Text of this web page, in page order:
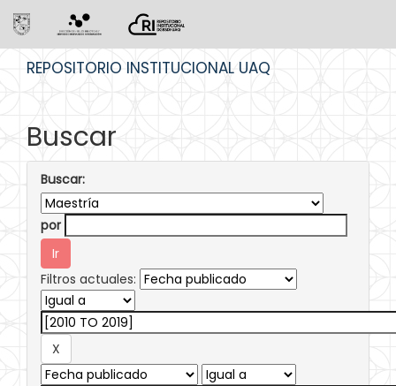
REPOSITORIO INSTITUCIONAL UAQ
Buscar
Buscar:
por
Filtros actuales: